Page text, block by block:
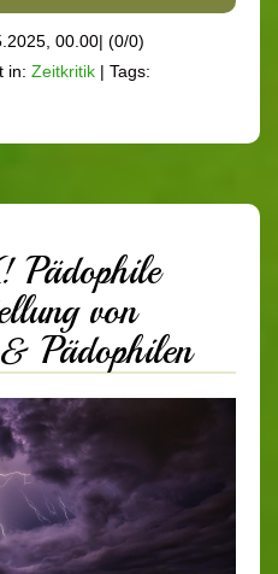
00.00| (0/0)
in: Zeitkritik | Tags:
von
Pädophilen